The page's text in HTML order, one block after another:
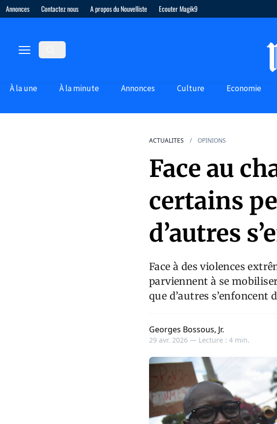
Annonces Contactez nous A propos du Nouvelliste Ecouter Magik9
À la une À la minute Annonces Culture Economie
ACTUALITES OPINIONS
Face au
certains
d’autres
Face à des violences
parviennent à se
que d’autres
Georges Bossous, Jr.
29 avr. 2026 — Lecture : 4 min.